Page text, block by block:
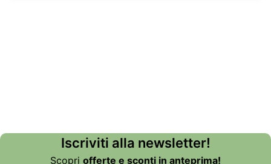
Iscriviti alla newsletter!
Scopri offerte e sconti in anteprima!